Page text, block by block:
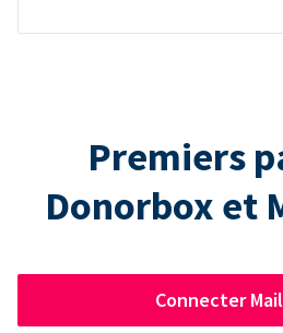
Premiers
Donorbox et
Connecter